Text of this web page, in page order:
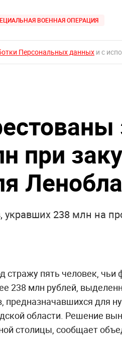
ВОЕННАЯ ОПЕРАЦИЯ
Персональных данных и с
при
укравших 238 млн на
стражу пять человек, чьи
238 млн рублей,
предназначавшихся для
области. Решение
столицы, сообщает